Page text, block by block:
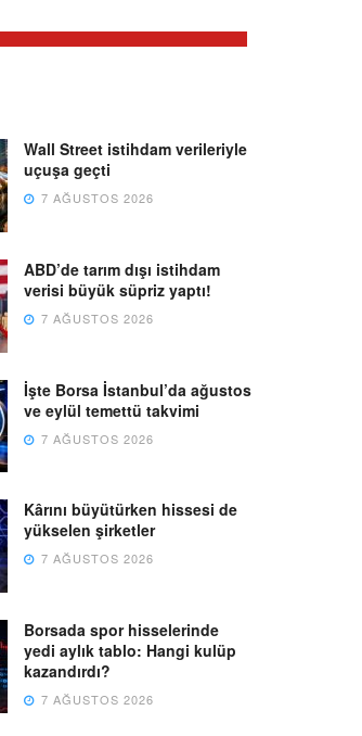
Wall Street istihdam verileriyle
uçuşa geçti
7 AĞUSTOS 2026
ABD’de tarım dışı istihdam
verisi büyük süpriz yaptı!
7 AĞUSTOS 2026
İşte Borsa İstanbul’da ağustos
ve eylül temettü takvimi
7 AĞUSTOS 2026
Kârını büyütürken hissesi de
yükselen şirketler
7 AĞUSTOS 2026
Borsada spor hisselerinde
yedi aylık tablo: Hangi kulüp
kazandırdı?
7 AĞUSTOS 2026